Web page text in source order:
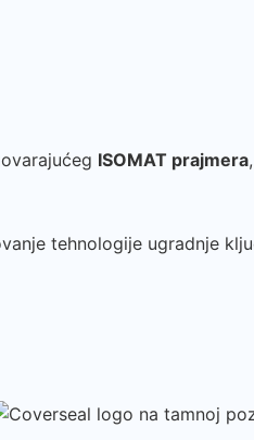
ISOMAT prajmera
tehnologije ugradnje